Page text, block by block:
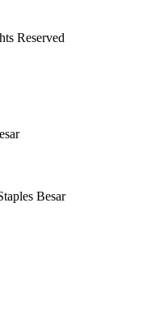
Reserved
Besar